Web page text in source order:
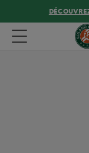
Toggle navigation